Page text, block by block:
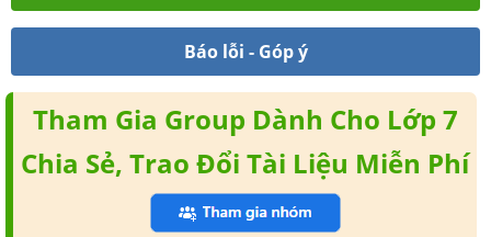
Báo lỗi - Góp ý
Tham Gia Group Dành Cho Lớp 7
Chia Sẻ, Trao Đổi Tài Liệu Miễn Phí